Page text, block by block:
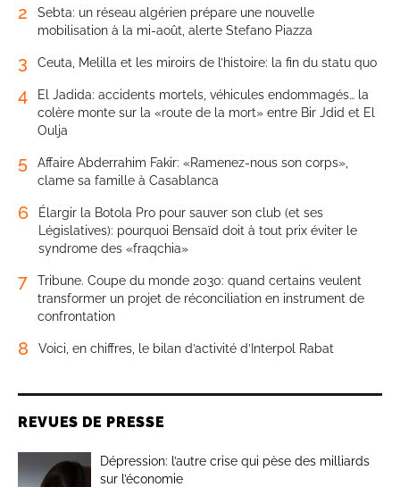
2
Sebta: un réseau algérien prépare une nouvelle
mobilisation à la mi-août, alerte Stefano Piazza
3 Ceuta, Melilla et les miroirs de l’histoire: la fin du statu quo
4
El Jadida: accidents mortels, véhicules endommagés… la
colère monte sur la «route de la mort» entre Bir Jdid et El
Oulja
5
Affaire Abderrahim Fakir: «Ramenez-nous son corps»,
clame sa famille à Casablanca
6
Élargir la Botola Pro pour sauver son club (et ses
Législatives): pourquoi Bensaïd doit à tout prix éviter le
syndrome des «fraqchia»
7
Tribune. Coupe du monde 2030: quand certains veulent
transformer un projet de réconciliation en instrument de
confrontation
8 Voici, en chiffres, le bilan d’activité d’Interpol Rabat
REVUES DE PRESSE
Dépression: l’autre crise qui pèse des milliards
sur l’économie